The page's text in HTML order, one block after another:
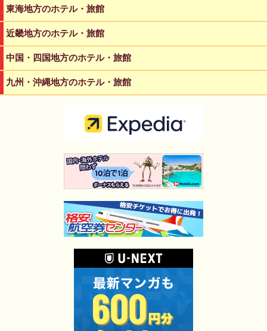
東海地方のホテル・旅館
近畿地方のホテル・旅館
中国・四国地方のホテル・旅館
九州・沖縄地方のホテル・旅館